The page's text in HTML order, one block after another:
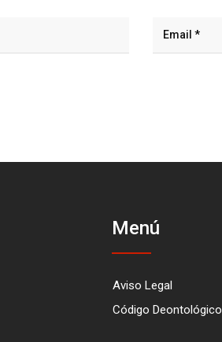
Menú
Aviso Legal
Código Deontológico